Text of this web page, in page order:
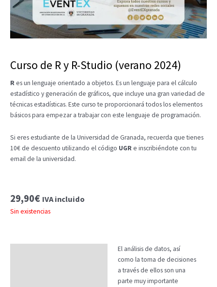
Curso de R y R-Studio (verano 2024)
Res un lenguaje orientado a objetos. Es un lenguaje para el cálculo
estadístico y generación de gráficos, que incluye una gran variedad de
técnicas estadísticas. Este curso te proporcionará todos los elementos
básicos para empezar a trabajar con este lenguaje de programación.
Si eres estudiante de la Universidad de Granada, recuerda que tienes
10€ de descuento utilizando el código UGRe inscribiéndote con tu
email de la universidad.
29,90€ IVA incluido
Sin existencias
El análisis de datos, así
como la toma de decisiones
a través de ellos son una
parte muy importante